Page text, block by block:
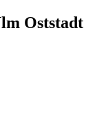
Oststadt